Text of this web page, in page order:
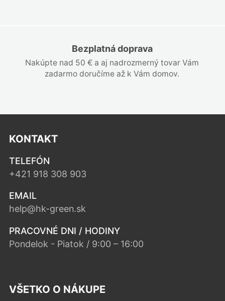
Bezplatná doprava
Nakúpte nad 50 € a aj nadrozmerný tovar Vám
zadarmo doručíme až k Vám domov.
KONTAKT
TELEFÓN
+421 918 308 903
EMAIL
help@hk-green.sk
PRACOVNÉ DNI / HODINY
Pondelok - Piatok / 9:00 – 16:00
VŠETKO O NÁKUPE